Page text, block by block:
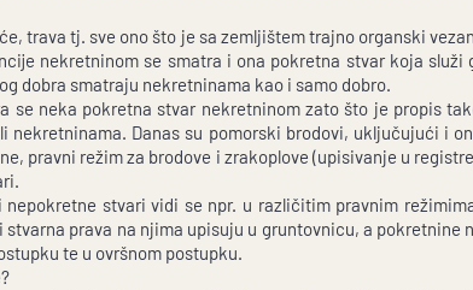
trava tj. sve ono što je sa zemljištem trajno organski
nekretninom se smatra i ona pokretna stvar koja
dobra smatraju nekretninama kao i samo dobro.
se neka pokretna stvar nekretninom zato što je propis
nekretninama. Danas su pomorski brodovi, uključujući i
pravni režim za brodove i zrakoplove (upisivanje u
stvari vidi se npr. u različitim pravnim
prava na njima upisuju u gruntovnicu, a
te u ovršnom postupku.